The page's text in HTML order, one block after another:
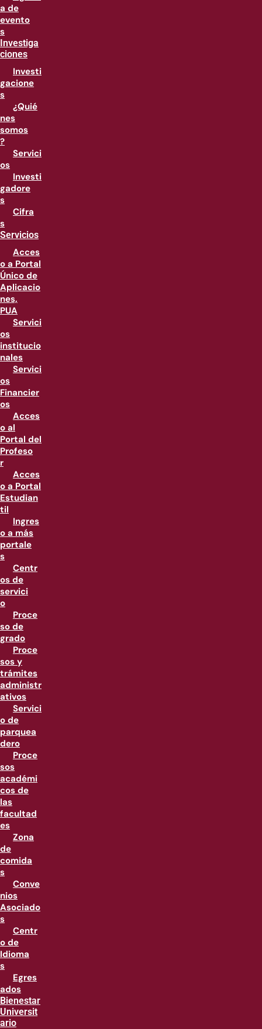
a de
evento
s
Investiga
ciones
Investi
gacione
s
¿Quié
nes
somos
?
Servici
os
Investi
gadore
s
Cifra
s
Servicios
Acces
o a Portal
Único de
Aplicacio
nes,
PUA
Servici
os
institucio
nales
Servici
os
Financier
os
Acces
o al
Portal del
Profeso
r
Acces
o a Portal
Estudian
til
Ingres
o a más
portale
s
Centr
os de
servici
o
Proce
so de
grado
Proce
sos y
trámites
administr
ativos
Servici
o de
parquea
dero
Proce
sos
académi
cos de
las
facultad
es
Zona
de
comida
s
Conve
nios
Asociado
s
Centr
o de
Idioma
s
Egres
ados
Bienestar
Universit
ario